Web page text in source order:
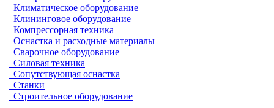
Климатическое оборудование
Клининговое оборудование
Компрессорная техника
Оснастка и расходные материалы
Сварочное оборудование
Силовая техника
Сопутствующая оснастка
Станки
Строительное оборудование